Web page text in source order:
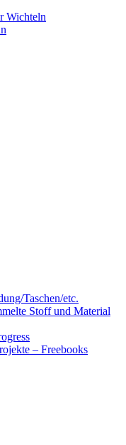
Wichteln
Taschen/etc.
Stoff und Material
– Freebooks